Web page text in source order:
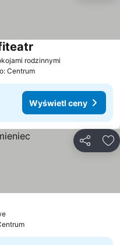
rodzinnymi
Centrum
Wyświetl ceny